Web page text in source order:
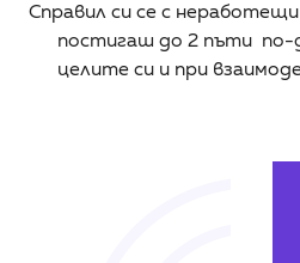
Справил си се с
постигаш до 2 пъти по-
целите си и при